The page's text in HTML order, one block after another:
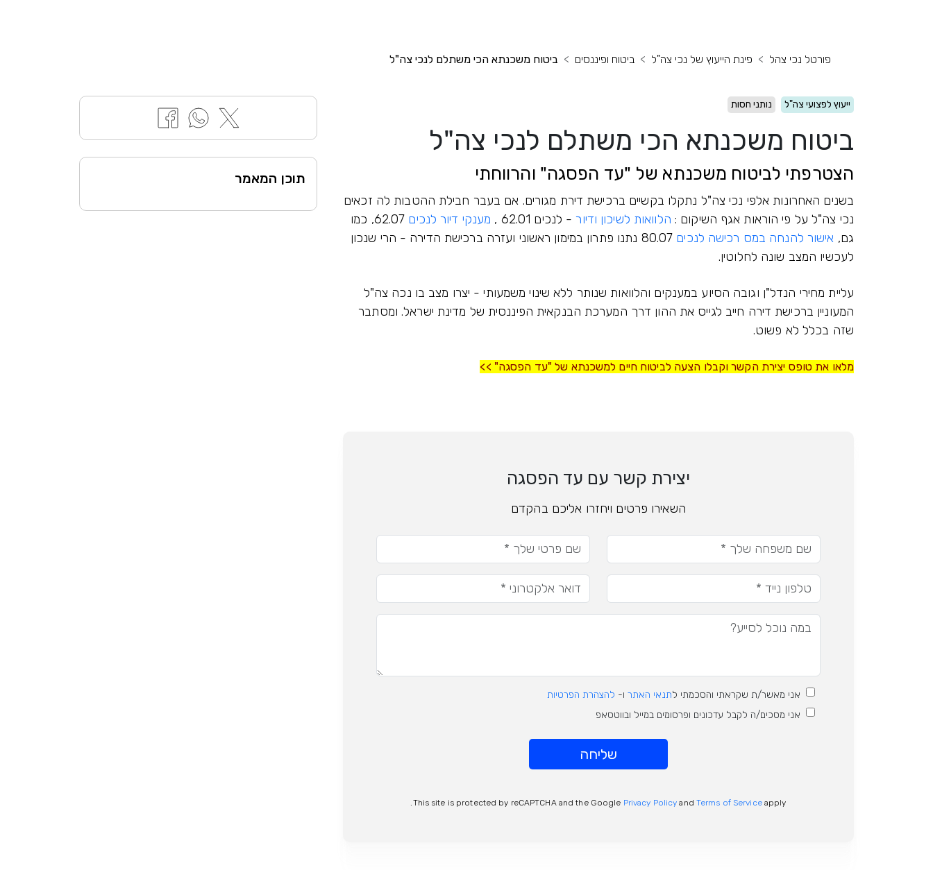
פורטל נכי צהל פינת הייעוץ של נכי צה"ל ביטוח ופיננסים ביטוח משכנתא הכי משתלם לנכי צה"ל
ייעוץ לפצועי צה"ל נותני חסות
ביטוח משכנתא הכי משתלם לנכי צה"ל
הצטרפתי לביטוח משכנתא של "עד הפסגה" והרווחתי
בשנים האחרונות אלפי נכי צה"ל נתקלו בקשיים ברכישת דירת מגורים. אם בעבר חבילת ההטבות לה זכאים
נכי צה"ל על פי הוראות אגף השיקום : הלוואות לשיכון ודיור- לנכים 62.01 , מענקי דיור לנכים
62.07, כמו
גם, אישור להנחה במס רכישה לנכים
80.07 נתנו פתרון במימון ראשוני ועזרה ברכישת הדירה - הרי שנכון
לעכשיו המצב שונה לחלוטין.
עליית מחירי הנדל"ן וגובה הסיוע במענקים והלוואות שנותר ללא שינוי משמעותי - יצרו מצב בו נכה צה"ל
המעוניין ברכישת דירה חייב לגייס את ההון דרך המערכת הבנקאית הפיננסית של מדינת ישראל. ומסתבר
שזה בכלל לא פשוט.
מלאו את טופס יצירת הקשר וקבלו הצעה לביטוח חיים למשכנתא של "עד הפסגה" >>
יצירת קשר עם עד הפסגה
השאירו פרטים ויחזרו אליכם בהקדם
אני מאשר/ת שקראתי והסכמתי לתנאי האתר ו- להצהרת הפרטיות
אני מסכים/ה לקבל עדכונים ופרסומים במייל ובווטסאפ
שליחה
This site is protected by reCAPTCHA and the Google Privacy Policy and Terms of Serviceapply.
תוכן המאמר